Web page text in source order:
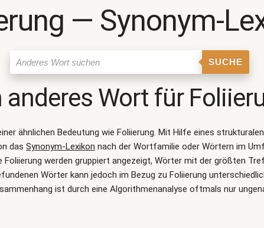
― Synonym-
SUCHE
anderes Wort für
ähnlichen Bedeutung wie Foliierung. Mit Hilfe eines
das Synonym-Lexikon nach der Wortfamilie oder Wörtern im
Foliierung werden gruppiert angezeigt, Wörter mit der größten
Wörter kann jedoch im Bezug zu Foliierung
ist durch eine Algorithmenanalyse oftmals nur